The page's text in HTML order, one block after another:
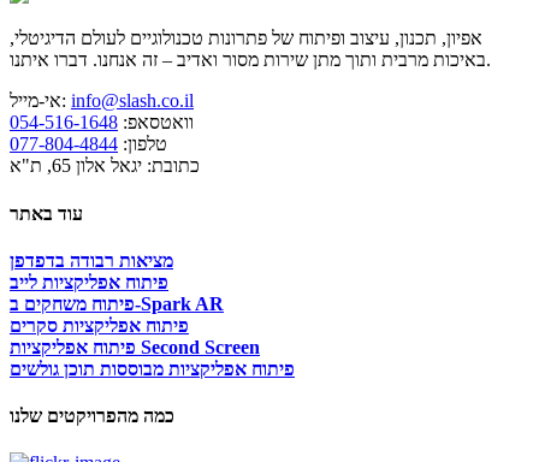
אפיון, תכנון, עיצוב ופיתוח של פתרונות טכנולוגיים לעולם הדיגיטלי,
באיכות מרבית ותוך מתן שירות מסור ואדיב – זה אנחנו. דברו איתנו.
אי-מייל: info@slash.co.il
וואטסאפ: 054-516-1648
טלפון: 077-804-4844
כתובת: יגאל אלון 65, ת"א
עוד באתר
מציאות רבודה בדפדפן
פיתוח אפליקציות לייב
פיתוח משחקים ב-Spark AR
פיתוח אפליקציות סקרים
פיתוח אפליקציות Second Screen
פיתוח אפליקציות מבוססות תוכן גולשים
כמה מהפרויקטים שלנו